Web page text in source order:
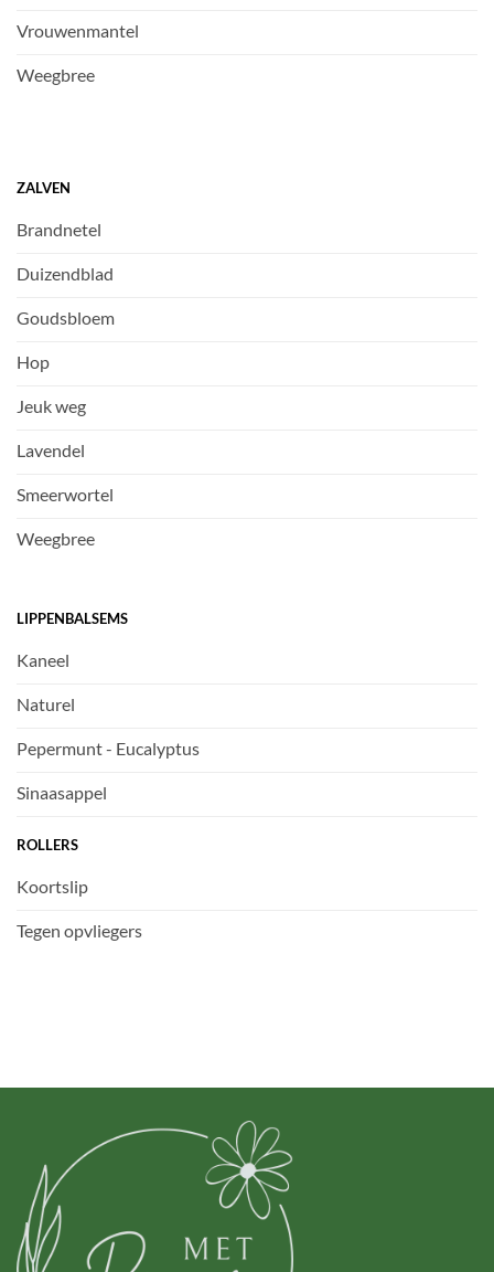
Vrouwenmantel
Weegbree
ZALVEN
Brandnetel
Duizendblad
Goudsbloem
Hop
Jeuk weg
Lavendel
Smeerwortel
Weegbree
LIPPENBALSEMS
Kaneel
Naturel
Pepermunt - Eucalyptus
Sinaasappel
ROLLERS
Koortslip
Tegen opvliegers